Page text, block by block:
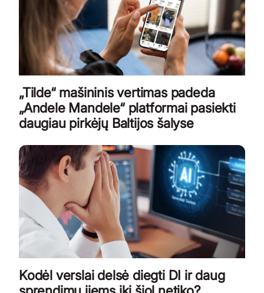
„Tilde“ mašininis vertimas padeda
„Andele Mandele“ platformai pasiekti
daugiau pirkėjų Baltijos šalyse
Kodėl verslai delsė diegti DI ir daug